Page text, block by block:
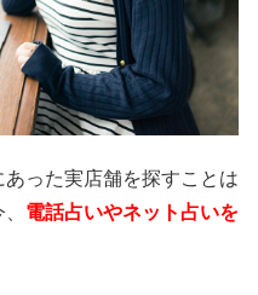
あった実店舗を探すことは
電話占いやネット占いを